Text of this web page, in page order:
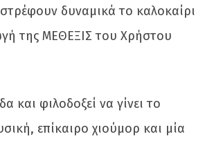
δυναμικά το καλοκαίρι
της ΜΕΘΕΞΙΣ του Χρήστου
και φιλοδοξεί να γίνει το
επίκαιρο χιούμορ και μία